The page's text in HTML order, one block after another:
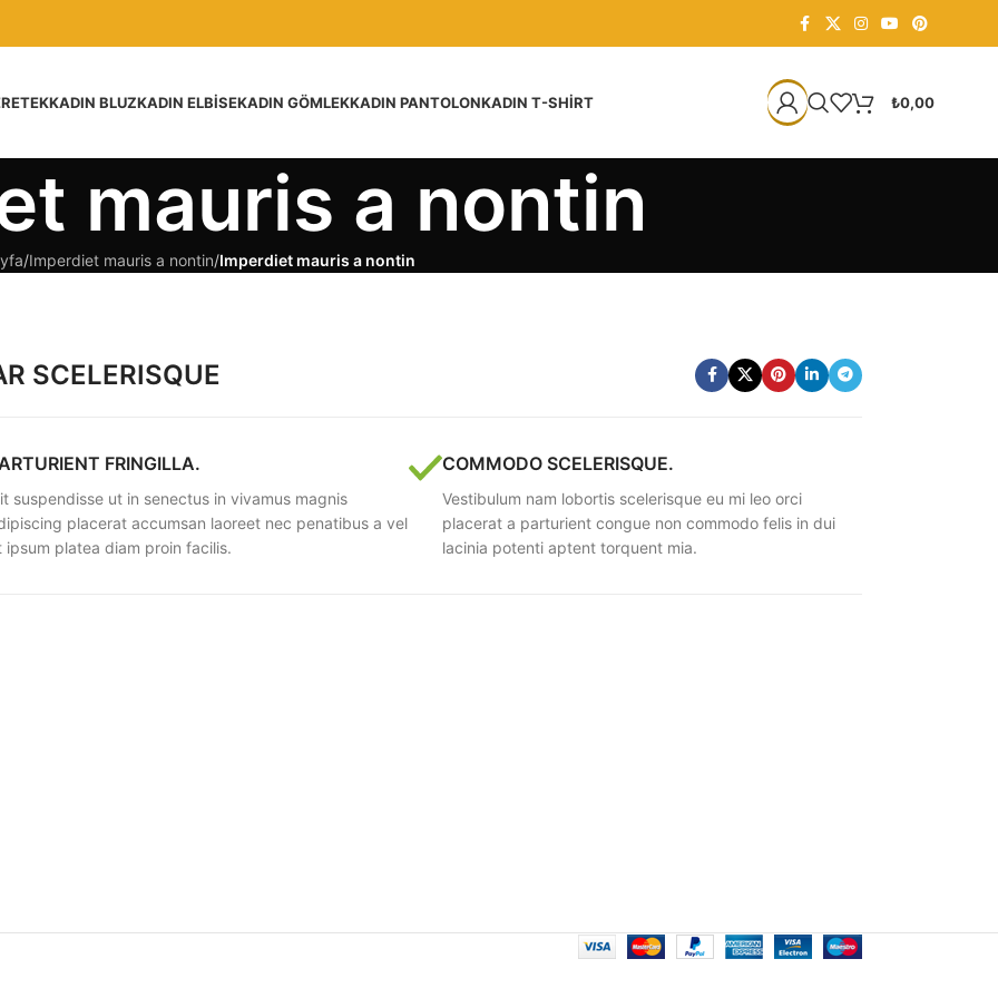
ETEKKADIN BLUZKADIN ELBISEKADIN GÖMLEKKADIN PANTOLONKADIN T-SHIRT ₺0,00
mauris a nontin
/Imperdiet mauris a nontin/Imperdiet mauris a nontin
SCELERISQUE
FRINGILLA.
suspendisse ut in senectus in vivamus magnis
placerat accumsan laoreet nec penatibus a vel
ipsum platea diam proin facilis.
COMMODO SCELERISQUE.
Vestibulum nam lobortis scelerisque eu mi leo orci
placerat a parturient congue non commodo felis in dui
lacinia potenti aptent torquent mia.